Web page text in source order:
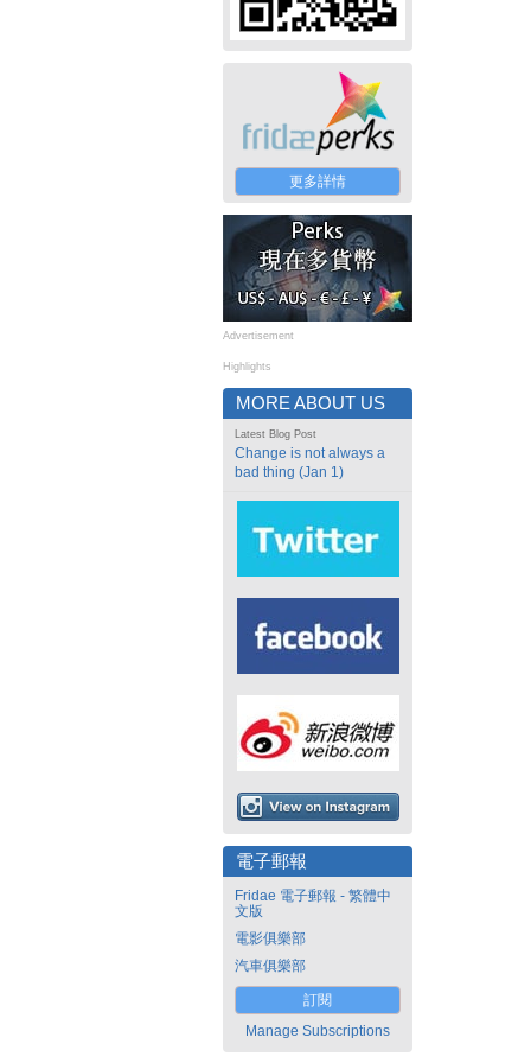
更多詳情
Advertisement
Highlights
MORE ABOUT US
Latest Blog Post
Change is not always a
bad thing (Jan 1)
電子郵報
Fridae 電子郵報 - 繁體中
文版
電影俱樂部
汽車俱樂部
訂閱
Manage Subscriptions